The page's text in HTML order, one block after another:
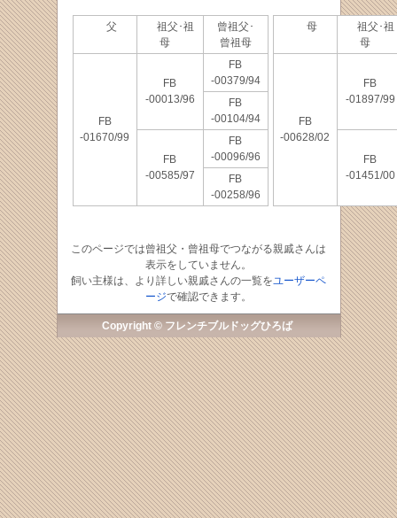
父
祖父･祖
母
曾祖父･
曾祖母
FB
-01670/99
FB
-00013/96
FB
-00379/94
FB
-00104/94
FB
-00585/97
FB
-00096/96
FB
-00258/96
母
祖父･祖
母
FB
-00628/02
FB
-01897/99
FB
-01451/00
このページでは曾祖父・曾祖母でつながる親戚さんは
表示をしていません。
飼い主様は、より詳しい親戚さんの一覧をユーザーペ
ージで確認できます。
Copyright © フレンチブルドッグひろば